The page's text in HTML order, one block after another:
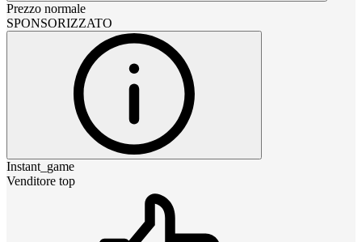
Prezzo normale
SPONSORIZZATO
Instant_game
Venditore top